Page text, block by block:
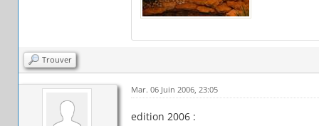
Trouver
Mar. 06 Juin 2006, 23:05
edition 2006 :